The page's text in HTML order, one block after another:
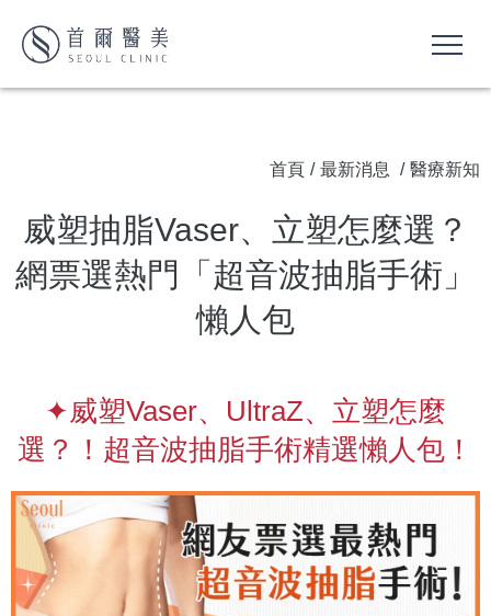
威塑抽脂Vaser、立塑怎麼選？
網票選熱門「超音波抽脂手術」
懶人包
首頁 / 最新消息 / 醫療新知
✦威塑Vaser、UltraZ、立塑怎麼
選？！超音波抽脂手術精選懶人包！